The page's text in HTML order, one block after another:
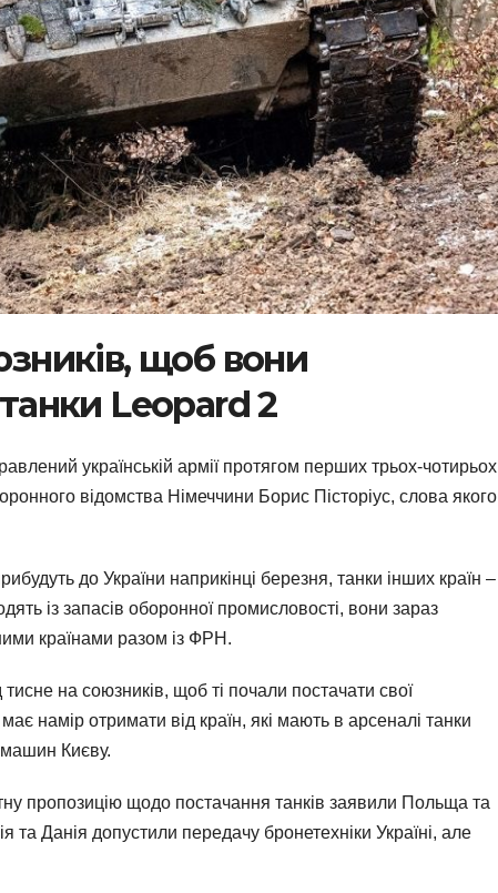
щоб вони
Leopard 2
українській армії протягом перших трьох-чотирьох
відомства Німеччини Борис Пісторіус, слова якого
до України наприкінці березня, танки інших країн –
із запасів оборонної промисловості, вони зараз
країнами разом із ФРН.
на союзників, щоб ті почали постачати свої
намір отримати від країн, які мають в арсеналі танки
Києву.
пропозицію щодо постачання танків заявили Польща та
та Данія допустили передачу бронетехніки Україні, але